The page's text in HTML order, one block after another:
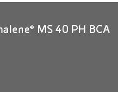
MS 40 PH BCA